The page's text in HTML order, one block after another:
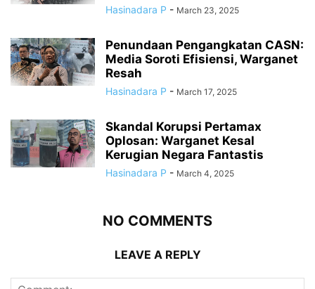
Hasinadara P - March 23, 2025
Penundaan Pengangkatan CASN:
Media Soroti Efisiensi, Warganet
Resah
Hasinadara P - March 17, 2025
Skandal Korupsi Pertamax
Oplosan: Warganet Kesal
Kerugian Negara Fantastis
Hasinadara P - March 4, 2025
NO COMMENTS
LEAVE A REPLY